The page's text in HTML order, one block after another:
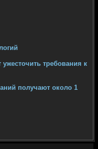
ужесточить требования к
получают около 1